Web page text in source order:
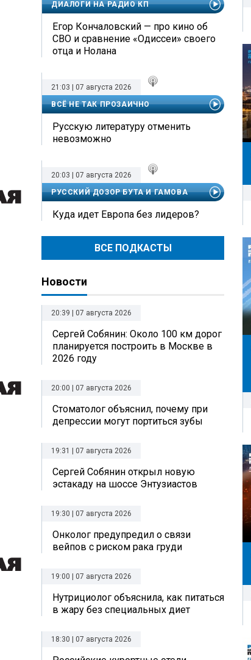
ДИАЛОГИ НА РАДИО КП
Егор Кончаловский — про кино об
СВО и сравнение «Одиссеи» своего
отца и Нолана
21:03 | 07 августа 2026
ВСЁ НЕ ТАК ПРОЗАИЧНО
Русскую литературу отменить
невозможно
20:03 | 07 августа 2026
РУССКИЙ ДОЗОР БУТА И ГАМОВА
Куда идет Европа без лидеров?
ВСЕ ПОДКАСТЫ
Новости
20:39 | 07 августа 2026
Сергей Собянин: Около 100 км дорог
планируется построить в Москве в
2026 году
20:00 | 07 августа 2026
Стоматолог объяснил, почему при
депрессии могут портиться зубы
19:31 | 07 августа 2026
Сергей Собянин открыл новую
эстакаду на шоссе Энтузиастов
19:30 | 07 августа 2026
Онколог предупредил о связи
вейпов с риском рака груди
19:00 | 07 августа 2026
Нутрициолог объяснила, как питаться
в жару без специальных диет
18:30 | 07 августа 2026